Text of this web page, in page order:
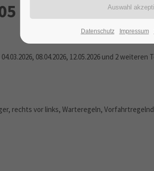
08.04.2026, 12.05.2026 und 2
rechts vor links, Warteregeln,
Datenschutz Impressum